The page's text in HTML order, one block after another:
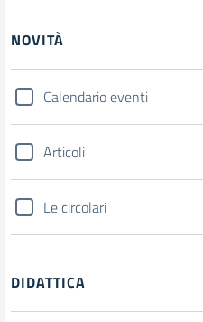
NOVITÀ
Calendario eventi
Articoli
Le circolari
DIDATTICA